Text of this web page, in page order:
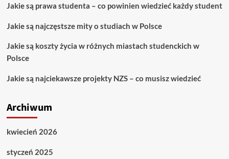
Jakie są prawa studenta – co powinien wiedzieć każdy student
Jakie są najczęstsze mity o studiach w Polsce
Jakie są koszty życia w różnych miastach studenckich w
Polsce
Jakie są najciekawsze projekty NZS – co musisz wiedzieć
Archiwum
kwiecień 2026
styczeń 2025